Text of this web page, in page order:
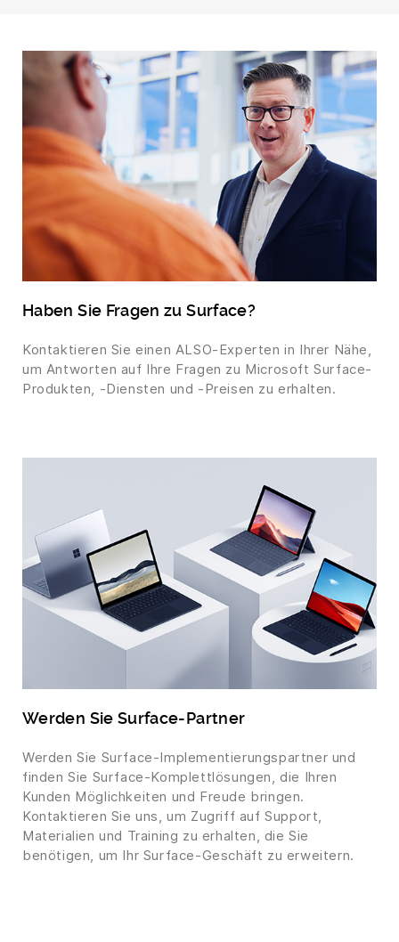
Haben Sie Fragen zu Surface?
Kontaktieren Sie einen ALSO-Experten in Ihrer Nähe,
um Antworten auf Ihre Fragen zu Microsoft Surface-
Produkten, -Diensten und -Preisen zu erhalten.
Werden Sie Surface-Partner
Werden Sie Surface-Implementierungspartner und
finden Sie Surface-Komplettlösungen, die Ihren
Kunden Möglichkeiten und Freude bringen.
Kontaktieren Sie uns, um Zugriff auf Support,
Materialien und Training zu erhalten, die Sie
benötigen, um Ihr Surface-Geschäft zu erweitern.